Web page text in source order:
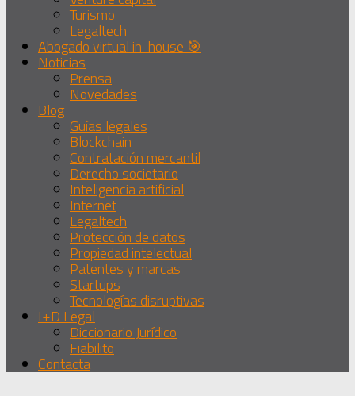
Turismo
Legaltech
Abogado virtual in-house 🎯
Noticias
Prensa
Novedades
Blog
Guías legales
Blockchain
Contratación mercantil
Derecho societario
Inteligencia artificial
Internet
Legaltech
Protección de datos
Propiedad intelectual
Patentes y marcas
Startups
Tecnologías disruptivas
I+D Legal
Diccionario Jurídico
Fiabilito
Contacta